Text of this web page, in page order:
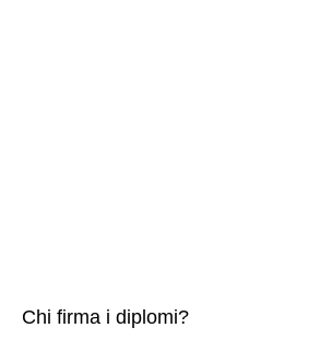
Chi firma i diplomi?